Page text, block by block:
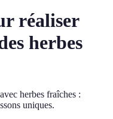
réaliser
herbes
herbes fraîches :
uniques.